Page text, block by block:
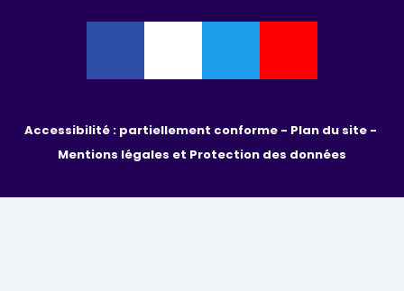
Accessibilité : partiellement conforme -
Mentions légales et Protection des données